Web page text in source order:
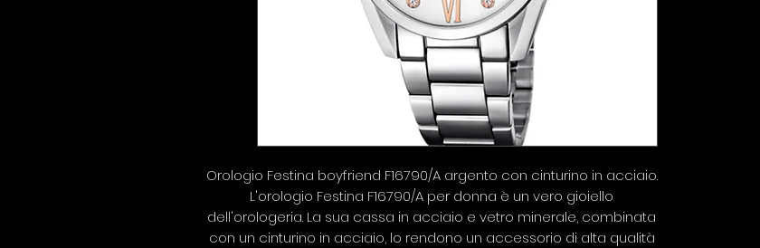
Orologio Festina boyfriend F16790/A argento con cinturino in acciaio.
L'orologio Festina F16790/A per donna è un vero gioiello
dell'orologeria. La sua cassa in acciaio e vetro minerale, combinata
con un cinturino in acciaio, lo rendono un accessorio di alta qualità